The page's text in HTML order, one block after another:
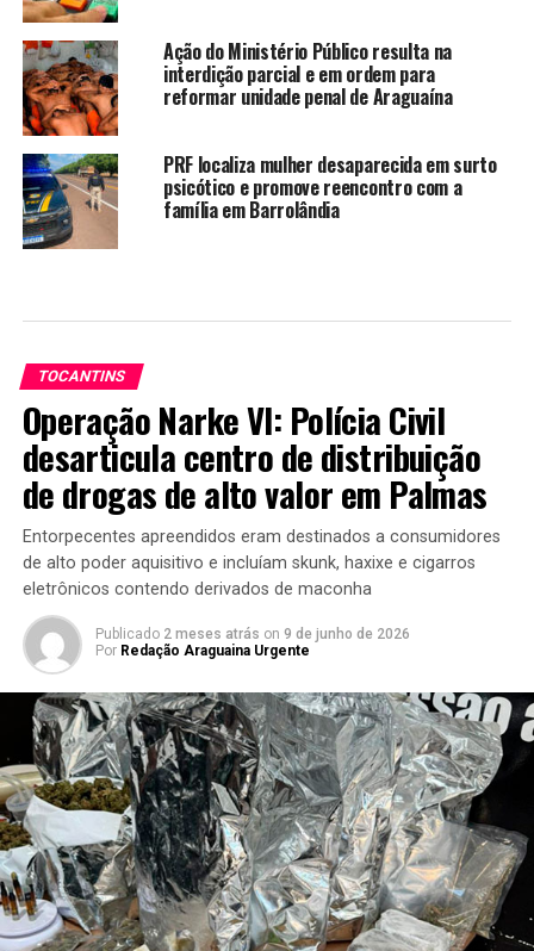
Ação do Ministério Público resulta na
interdição parcial e em ordem para
reformar unidade penal de Araguaína
PRF localiza mulher desaparecida em surto
psicótico e promove reencontro com a
família em Barrolândia
TOCANTINS
Operação Narke VI: Polícia Civil
desarticula centro de distribuição
de drogas de alto valor em Palmas
Entorpecentes apreendidos eram destinados a consumidores
de alto poder aquisitivo e incluíam skunk, haxixe e cigarros
eletrônicos contendo derivados de maconha
Publicado 2 meses atrás on 9 de junho de 2026
Por Redação Araguaina Urgente